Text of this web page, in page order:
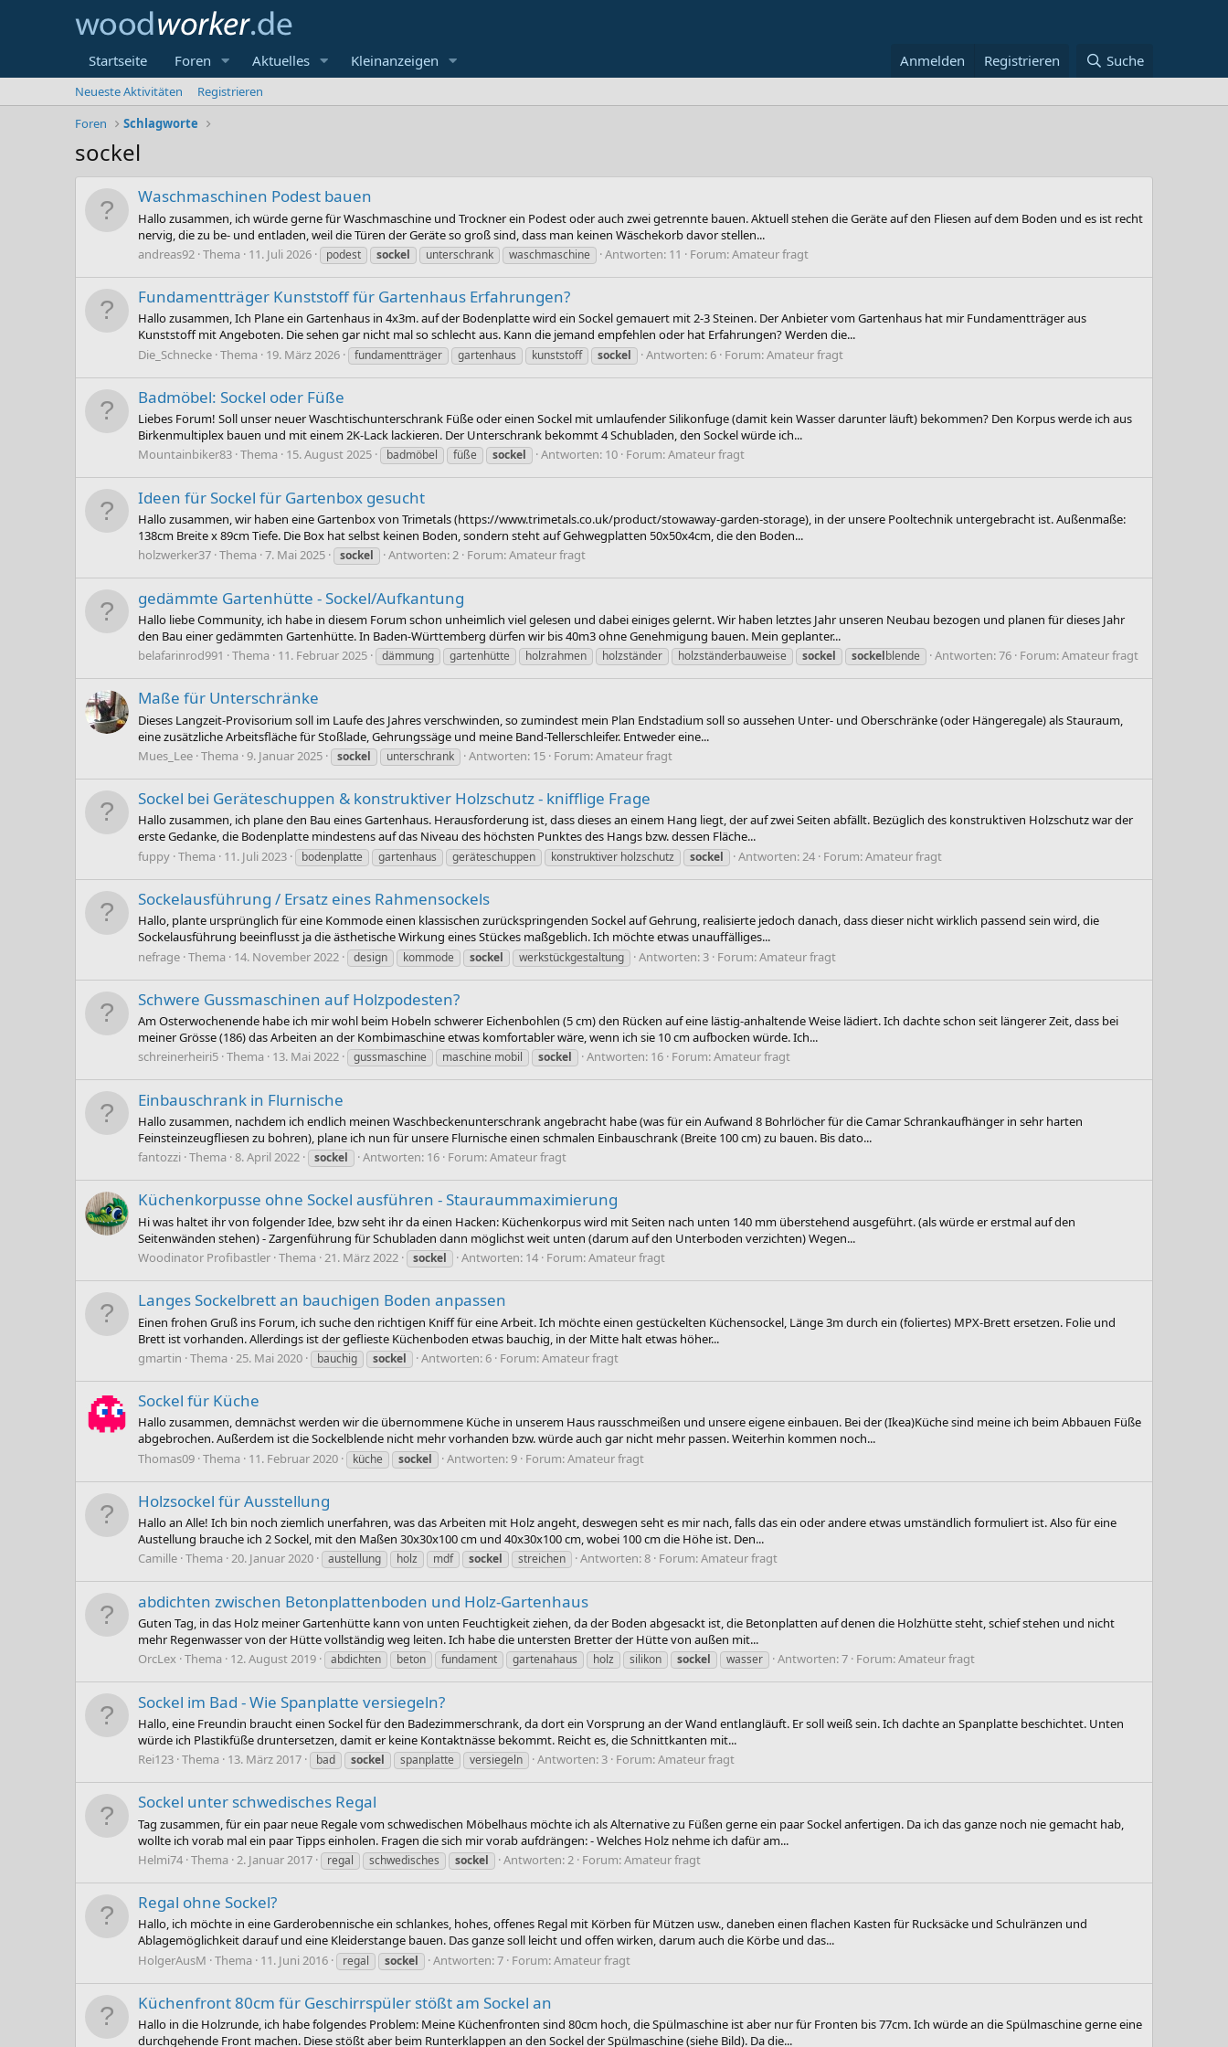
Startseite Foren Aktuelles Kleinanzeigen Anmelden Registrieren Suche
Neueste Aktivitäten
Registrieren
Foren
Schlagworte
sockel
Waschmaschinen Podest bauen
Hallo zusammen, ich würde gerne für Waschmaschine und Trockner ein Podest oder auch zwei getrennte bauen. Aktuell stehen die Geräte auf den Fliesen auf dem Boden und es ist recht
nervig, die zu be- und entladen, weil die Türen der Geräte so groß sind, dass man keinen Wäschekorb davor stellen...
andreas92 Thema 11. Juli 2026 podest sockel unterschrank waschmaschine Antworten: 11 Forum:Amateur fragt
Fundamentträger Kunststoff für Gartenhaus Erfahrungen?
Hallo zusammen, Ich Plane ein Gartenhaus in 4x3m. auf der Bodenplatte wird ein Sockel gemauert mit 2-3 Steinen. Der Anbieter vom Gartenhaus hat mir Fundamentträger aus
Kunststoff mit Angeboten. Die sehen gar nicht mal so schlecht aus. Kann die jemand empfehlen oder hat Erfahrungen? Werden die...
Die_Schnecke Thema 19. März 2026 fundamentträger gartenhaus kunststoff sockel Antworten: 6 Forum:Amateur fragt
Badmöbel: Sockel oder Füße
Liebes Forum! Soll unser neuer Waschtischunterschrank Füße oder einen Sockel mit umlaufender Silikonfuge (damit kein Wasser darunter läuft) bekommen? Den Korpus werde ich aus
Birkenmultiplex bauen und mit einem 2K-Lack lackieren. Der Unterschrank bekommt 4 Schubladen, den Sockel würde ich...
Mountainbiker83 Thema 15. August 2025 badmöbel füße sockel Antworten: 10 Forum:Amateur fragt
Ideen für Sockel für Gartenbox gesucht
Hallo zusammen, wir haben eine Gartenbox von Trimetals (https://www.trimetals.co.uk/product/stowaway-garden-storage), in der unsere Pooltechnik untergebracht ist. Außenmaße:
138cm Breite x 89cm Tiefe. Die Box hat selbst keinen Boden, sondern steht auf Gehwegplatten 50x50x4cm, die den Boden...
holzwerker37 Thema 7. Mai 2025 sockel Antworten: 2 Forum:Amateur fragt
gedämmte Gartenhütte - Sockel/Aufkantung
Hallo liebe Community, ich habe in diesem Forum schon unheimlich viel gelesen und dabei einiges gelernt. Wir haben letztes Jahr unseren Neubau bezogen und planen für dieses Jahr
den Bau einer gedämmten Gartenhütte. In Baden-Württemberg dürfen wir bis 40m3 ohne Genehmigung bauen. Mein geplanter...
belafarinrod991
Thema 11. Februar 2025 dämmung gartenhütte holzrahmen holzständer holzständerbauweise sockel sockelblende Antworten: 76 Forum:Amateur fragt
Maße für Unterschränke
Dieses Langzeit-Provisorium soll im Laufe des Jahres verschwinden, so zumindest mein Plan Endstadium soll so aussehen Unter- und Oberschränke (oder Hängeregale) als Stauraum,
eine zusätzliche Arbeitsfläche für Stoßlade, Gehrungssäge und meine Band-Tellerschleifer. Entweder eine...
Mues_Lee Thema 9. Januar 2025 sockel unterschrank Antworten: 15 Forum:Amateur fragt
Sockel bei Geräteschuppen & konstruktiver Holzschutz - knifflige Frage
Hallo zusammen, ich plane den Bau eines Gartenhaus. Herausforderung ist, dass dieses an einem Hang liegt, der auf zwei Seiten abfällt. Bezüglich des konstruktiven Holzschutz war der
erste Gedanke, die Bodenplatte mindestens auf das Niveau des höchsten Punktes des Hangs bzw. dessen Fläche...
fuppy Thema 11. Juli 2023 bodenplatte gartenhaus geräteschuppen konstruktiver holzschutz sockel Antworten: 24 Forum:Amateur fragt
Sockelausführung / Ersatz eines Rahmensockels
Hallo, plante ursprünglich für eine Kommode einen klassischen zurückspringenden Sockel auf Gehrung, realisierte jedoch danach, dass dieser nicht wirklich passend sein wird, die
Sockelausführung beeinflusst ja die ästhetische Wirkung eines Stückes maßgeblich. Ich möchte etwas unauffälliges...
nefrage Thema 14. November 2022 design kommode sockel werkstückgestaltung Antworten: 3 Forum:Amateur fragt
Schwere Gussmaschinen auf Holzpodesten?
Am Osterwochenende habe ich mir wohl beim Hobeln schwerer Eichenbohlen (5 cm) den Rücken auf eine lästig-anhaltende Weise lädiert. Ich dachte schon seit längerer Zeit, dass bei
meiner Grösse (186) das Arbeiten an der Kombimaschine etwas komfortabler wäre, wenn ich sie 10 cm aufbocken würde. Ich...
schreinerheiri5 Thema 13. Mai 2022 gussmaschine maschine mobil sockel Antworten: 16 Forum:Amateur fragt
Einbauschrank in Flurnische
Hallo zusammen, nachdem ich endlich meinen Waschbeckenunterschrank angebracht habe (was für ein Aufwand 8 Bohrlöcher für die Camar Schrankaufhänger in sehr harten
Feinsteinzeugfliesen zu bohren), plane ich nun für unsere Flurnische einen schmalen Einbauschrank (Breite 100 cm) zu bauen. Bis dato...
fantozzi Thema 8. April 2022 sockel Antworten: 16 Forum:Amateur fragt
Küchenkorpusse ohne Sockel ausführen - Stauraummaximierung
Hi was haltet ihr von folgender Idee, bzw seht ihr da einen Hacken: Küchenkorpus wird mit Seiten nach unten 140 mm überstehend ausgeführt. (als würde er erstmal auf den
Seitenwänden stehen) - Zargenführung für Schubladen dann möglichst weit unten (darum auf den Unterboden verzichten) Wegen...
Woodinator Profibastler Thema 21. März 2022 sockel Antworten: 14 Forum:Amateur fragt
Langes Sockelbrett an bauchigen Boden anpassen
Einen frohen Gruß ins Forum, ich suche den richtigen Kniff für eine Arbeit. Ich möchte einen gestückelten Küchensockel, Länge 3m durch ein (foliertes) MPX-Brett ersetzen. Folie und
Brett ist vorhanden. Allerdings ist der geflieste Küchenboden etwas bauchig, in der Mitte halt etwas höher...
gmartin Thema 25. Mai 2020 bauchig sockel Antworten: 6 Forum:Amateur fragt
Sockel für Küche
Hallo zusammen, demnächst werden wir die übernommene Küche in unserem Haus rausschmeißen und unsere eigene einbauen. Bei der (Ikea)Küche sind meine ich beim Abbauen Füße
abgebrochen. Außerdem ist die Sockelblende nicht mehr vorhanden bzw. würde auch gar nicht mehr passen. Weiterhin kommen noch...
Thomas09 Thema 11. Februar 2020 küche sockel Antworten: 9 Forum:Amateur fragt
Holzsockel für Ausstellung
Hallo an Alle! Ich bin noch ziemlich unerfahren, was das Arbeiten mit Holz angeht, deswegen seht es mir nach, falls das ein oder andere etwas umständlich formuliert ist. Also für eine
Austellung brauche ich 2 Sockel, mit den Maßen 30x30x100 cm und 40x30x100 cm, wobei 100 cm die Höhe ist. Den...
Camille Thema 20. Januar 2020 austellung holz mdf sockel streichen Antworten: 8 Forum:Amateur fragt
abdichten zwischen Betonplattenboden und Holz-Gartenhaus
Guten Tag, in das Holz meiner Gartenhütte kann von unten Feuchtigkeit ziehen, da der Boden abgesackt ist, die Betonplatten auf denen die Holzhütte steht, schief stehen und nicht
mehr Regenwasser von der Hütte vollständig weg leiten. Ich habe die untersten Bretter der Hütte von außen mit...
OrcLex Thema 12. August 2019 abdichten beton fundament gartenahaus holz silikon sockel wasser Antworten: 7 Forum:Amateur fragt
Sockel im Bad - Wie Spanplatte versiegeln?
Hallo, eine Freundin braucht einen Sockel für den Badezimmerschrank, da dort ein Vorsprung an der Wand entlangläuft. Er soll weiß sein. Ich dachte an Spanplatte beschichtet. Unten
würde ich Plastikfüße druntersetzen, damit er keine Kontaktnässe bekommt. Reicht es, die Schnittkanten mit...
Rei123 Thema 13. März 2017 bad sockel spanplatte versiegeln Antworten: 3 Forum:Amateur fragt
Sockel unter schwedisches Regal
Tag zusammen, für ein paar neue Regale vom schwedischen Möbelhaus möchte ich als Alternative zu Füßen gerne ein paar Sockel anfertigen. Da ich das ganze noch nie gemacht hab,
wollte ich vorab mal ein paar Tipps einholen. Fragen die sich mir vorab aufdrängen: - Welches Holz nehme ich dafür am...
Helmi74 Thema 2. Januar 2017 regal schwedisches sockel Antworten: 2 Forum:Amateur fragt
Regal ohne Sockel?
Hallo, ich möchte in eine Garderobennische ein schlankes, hohes, offenes Regal mit Körben für Mützen usw., daneben einen flachen Kasten für Rucksäcke und Schulränzen und
Ablagemöglichkeit darauf und eine Kleiderstange bauen. Das ganze soll leicht und offen wirken, darum auch die Körbe und das...
HolgerAusM Thema 11. Juni 2016 regal sockel Antworten: 7 Forum:Amateur fragt
Küchenfront 80cm für Geschirrspüler stößt am Sockel an
Hallo in die Holzrunde, ich habe folgendes Problem: Meine Küchenfronten sind 80cm hoch, die Spülmaschine ist aber nur für Fronten bis 77cm. Ich würde an die Spülmaschine gerne eine
durchgehende Front machen. Diese stößt aber beim Runterklappen an den Sockel der Spülmaschine (siehe Bild). Da die...